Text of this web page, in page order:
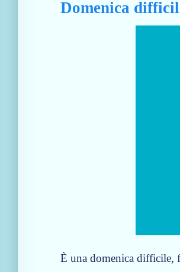
Domenica
È una domenica difficile,